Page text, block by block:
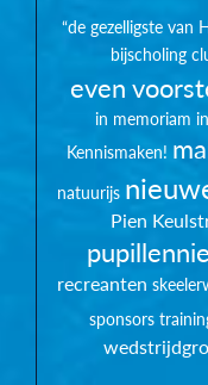
“de gezelligste van
bijscholing
even
in memoriam
Kennismaken!
natuurijs
Pien
recreanten
sponsors